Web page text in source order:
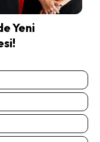
Yeni